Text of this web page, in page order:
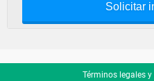
Solicitar
Términos legales